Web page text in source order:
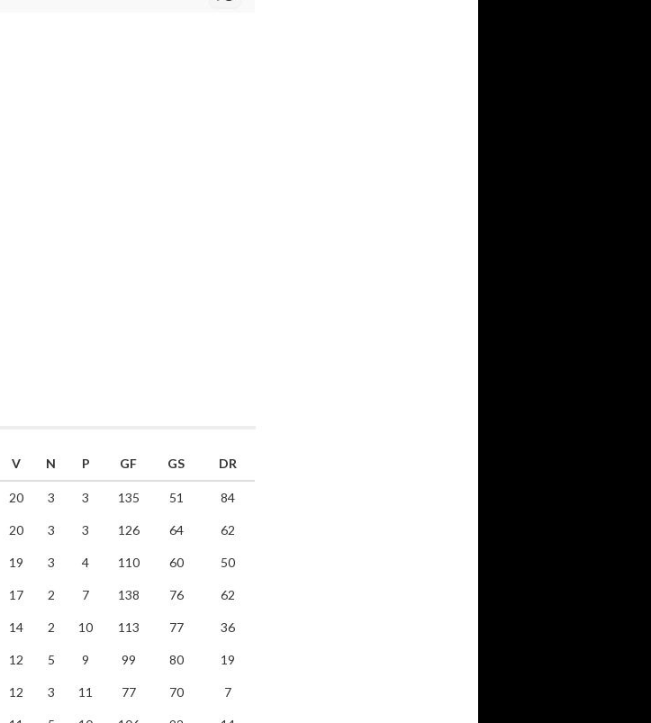
V N P GF GS DR
20 3 3 135 51 84
20 3 3 126 64 62
19 3 4 110 60 50
17 2 7 138 76 62
14 2 10 113 77 36
12 5 9 99 80 19
12 3 11 77 70 7